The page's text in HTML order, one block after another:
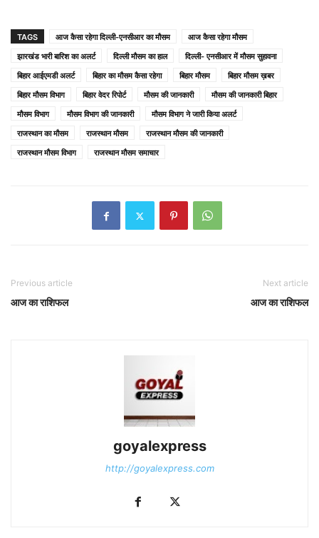
TAGS आज कैसा रहेगा दिल्ली-एनसीआर का मौसम
आज कैसा रहेगा मौसम
झारखंड भारी बारिश का अलर्ट
दिल्ली मौसम का हाल
दिल्ली- एनसीआर में मौसम सुहावना
बिहार आईएमडी अलर्ट
बिहार का मौसम कैसा रहेगा बिहार मौसम
बिहार मौसम ख़बर
बिहार मौसम विभाग
बिहार वेदर रिपोर्ट मौसम की जानकारी
मौसम की जानकारी बिहार
मौसम विभाग
मौसम विभाग की जानकारी
मौसम विभाग ने जारी किया अलर्ट
राजस्थान का मौसम
राजस्थान मौसम
राजस्थान मौसम की जानकारी
राजस्थान मौसम विभाग
राजस्थान मौसम समाचार
Previous article
आज का राशिफल
Next article
आज का राशिफल
goyalexpress
http://goyalexpress.com